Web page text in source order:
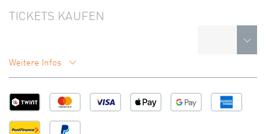
TICKETS KAUFEN
Weitere Infos